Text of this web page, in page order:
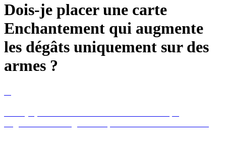
Dois-je placer une carte
Enchantement qui augmente
les dégâts uniquement sur des
armes ?